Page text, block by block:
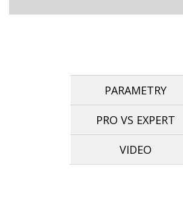
PARAMETRY
PRO VS EXPERT
VIDEO